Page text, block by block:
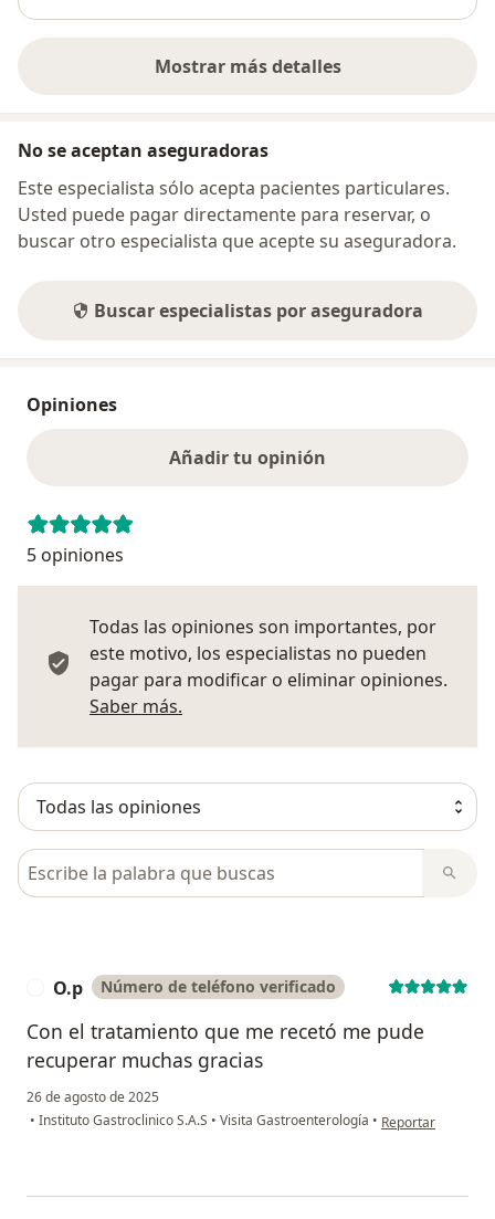
Mostrar más detalles
sobre la dirección
No se aceptan aseguradoras
Este especialista sólo acepta pacientes particulares.
Usted puede pagar directamente para reservar, o
buscar otro especialista que acepte su aseguradora.
Buscar especialistas por aseguradora
Opiniones
Añadir tu opinión
5 opiniones
Todas las opiniones son importantes, por
este motivo, los especialistas no pueden
pagar para modificar o eliminar opiniones.
Saber más.
Busca en opiniones
O.p Número de teléfono verificado
Con el tratamiento que me recetó me pude
recuperar muchas gracias
26 de agosto de 2025
• Instituto Gastroclinico S.A.S • Visita Gastroenterología • en opinión del
Reportar